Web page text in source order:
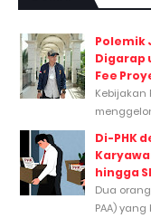
Polemik
Digarap
Fee
Kebijakan
Di-PHK
hingga
Dua
PAA)